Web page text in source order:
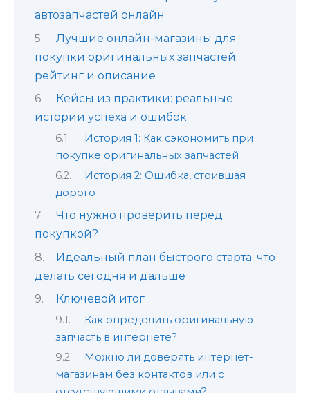
автозапчастей онлайн
Лучшие онлайн-магазины для
покупки оригинальных запчастей:
рейтинг и описание
Кейсы из практики: реальные
истории успеха и ошибок
История 1: Как сэкономить при
покупке оригинальных запчастей
История 2: Ошибка, стоившая
дорого
Что нужно проверить перед
покупкой?
Идеальный план быстрого старта: что
делать сегодня и дальше
Ключевой итог
Как определить оригинальную
запчасть в интернете?
Можно ли доверять интернет-
магазинам без контактов или с